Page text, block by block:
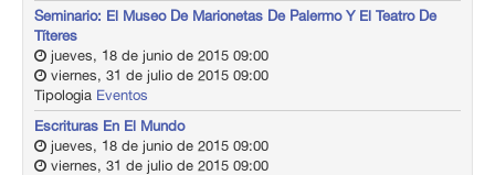
Seminario: El Museo De Marionetas De Palermo Y El Teatro De
Títeres
jueves, 18 de junio de 2015 09:00
viernes, 31 de julio de 2015 09:00
Tipologia Eventos
Escrituras En El Mundo
jueves, 18 de junio de 2015 09:00
viernes, 31 de julio de 2015 09:00